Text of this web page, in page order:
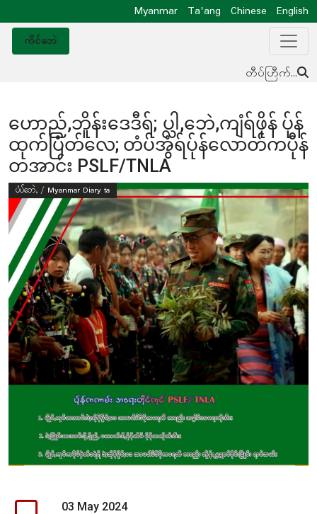
Myanmar Ta'ang Chinese
English
ကိင်ဘေဲ
တီပ်ဟြီက်...
ဟောည်,ဘိူန်းဒေဒီရ်; ပ္လါ,ဘေဲ,ကျံရ်ဖိုန် ပ်ုန်
ထုက်ပြံတ်လေ; တံပ်အွံရ်ပ်ုန်လောတ်ကပီုန်
တအာင်း PSLF/TNLA
ပံပ်ဘေဲ, / Myanmar Diary ta
03 May 2024